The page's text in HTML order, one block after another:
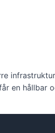
en hållbar